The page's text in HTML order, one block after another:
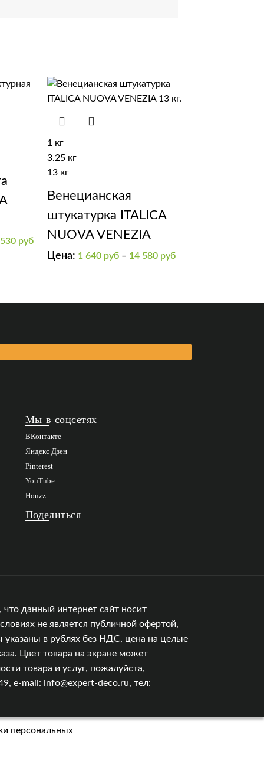
руб
1 кг
3.25 кг
13 кг
Венецианская
штукатурка ITALICA
NUOVA VENEZIA
Цена: 1 640 руб – 14 580 руб
Мы в соцсетях
ВКонтакте
Яндекс Дзен
Pinterest
YouTube
Houzz
Поделиться
данный интернет сайт носит
не является публичной офертой,
в рублях без НДС, цена на целые
Цвет товара на экране может
товара и услуг, пожалуйста,
e-mail: info@expert-deco.ru, тел:
персональных